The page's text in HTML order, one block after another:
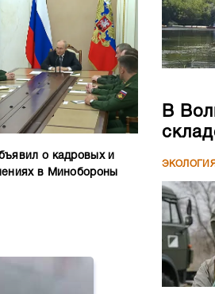
о кадровых и
в Минобороны
В
ЭКОЛОГИЯ